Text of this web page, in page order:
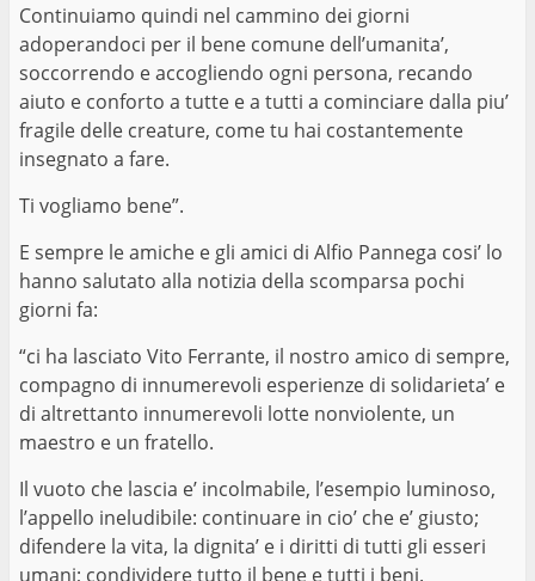
Continuiamo quindi nel cammino dei giorni
adoperandoci per il bene comune dell’umanita’,
soccorrendo e accogliendo ogni persona, recando
aiuto e conforto a tutte e a tutti a cominciare dalla piu’
fragile delle creature, come tu hai costantemente
insegnato a fare.
Ti vogliamo bene”.
E sempre le amiche e gli amici di Alfio Pannega cosi’ lo
hanno salutato alla notizia della scomparsa pochi
giorni fa:
“ci ha lasciato Vito Ferrante, il nostro amico di sempre,
compagno di innumerevoli esperienze di solidarieta’ e
di altrettanto innumerevoli lotte nonviolente, un
maestro e un fratello.
Il vuoto che lascia e’ incolmabile, l’esempio luminoso,
l’appello ineludibile: continuare in cio’ che e’ giusto;
difendere la vita, la dignita’ e i diritti di tutti gli esseri
umani; condividere tutto il bene e tutti i beni.